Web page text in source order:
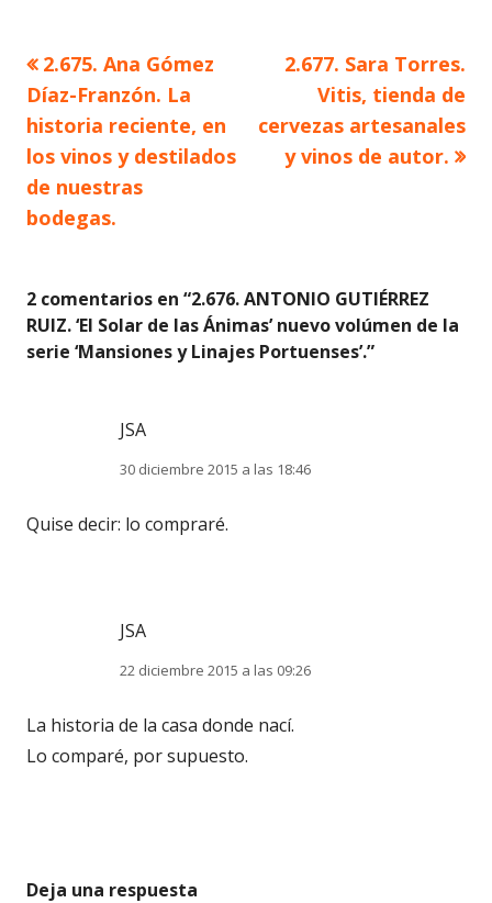
Navegación
de
entradas
Artículo
anterior
2.675. Ana Gómez
Díaz-Franzón. La
historia reciente, en
los vinos y destilados
de nuestras
bodegas.
Artículo
siguiente
2.677. Sara Torres.
Vitis, tienda de
cervezas artesanales
y vinos de autor.
2 comentarios en “2.676. ANTONIO GUTIÉRREZ
RUIZ. ‘El Solar de las Ánimas’ nuevo volúmen de la
serie ‘Mansiones y Linajes Portuenses’.”
JSA
30 diciembre 2015 a las 18:46
Quise decir: lo compraré.
JSA
22 diciembre 2015 a las 09:26
La historia de la casa donde nací.
Lo comparé, por supuesto.
Deja una respuesta